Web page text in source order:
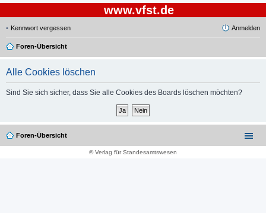
www.vfst.de
Kennwort vergessen Anmelden
Foren-Übersicht
Alle Cookies löschen
Sind Sie sich sicher, dass Sie alle Cookies des Boards löschen möchten?
Foren-Übersicht
© Verlag für Standesamtswesen